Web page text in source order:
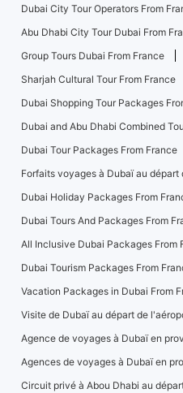
Dubai City Tour Operators From
Abu Dhabi City Tour Dubai From
Group Tours Dubai From France
Sharjah Cultural Tour From France
Dubai Shopping Tour Packages
Dubai and Abu Dhabi Combined
Dubai Tour Packages From France
Forfaits voyages à Dubaï au départ
Dubai Holiday Packages From
Dubai Tours And Packages From
All Inclusive Dubai Packages From
Dubai Tourism Packages From
Vacation Packages in Dubai From
Visite de Dubaï au départ de
Agence de voyages à Dubaï en
Agences de voyages à Dubaï en
Circuit privé à Abou Dhabi au